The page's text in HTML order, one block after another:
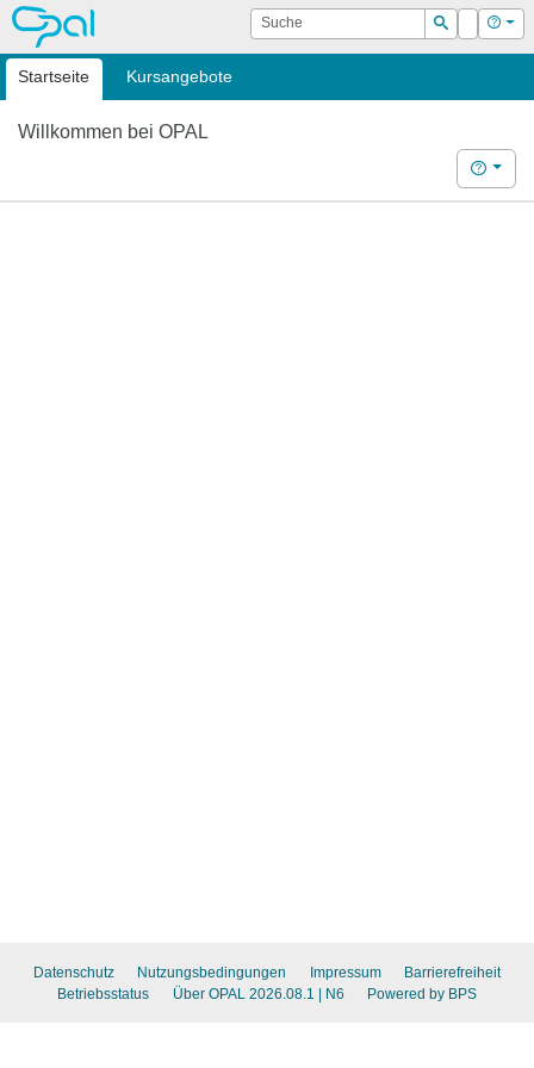
OPAL Suche
Suchen
Login Hilfe
Startseite Kursangebote
Willkommen bei OPAL
Hilfe
Datenschutz Nutzungsbedingungen Impressum
Barrierefreiheit
Betriebsstatus
Über OPAL 2026.08.1 | N6 Powered by BPS